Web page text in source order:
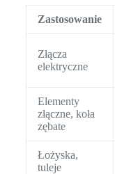
Zastosowanie
Złącza
elektryczne
Elementy
złączne, koła
zębate
Łożyska,
tuleje